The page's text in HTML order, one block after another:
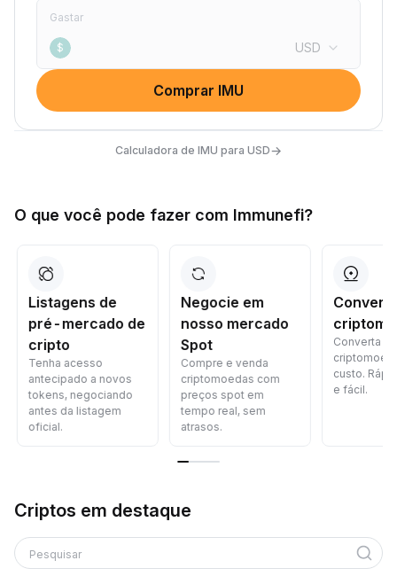
Gastar
$ USD
Comprar IMU
Calculadora de IMU para USD→
O que você pode fazer com Immunefi?
Listagens de
pré-mercado de
cripto
Tenha acesso
antecipado a novos
tokens, negociando
antes da listagem
oficial.
Negocie em
nosso mercado
Spot
Compre e venda
criptomoedas com
preços spot em
tempo real, sem
atrasos.
Converta
custo.
e fácil.
Criptos em destaque
Pesquisar